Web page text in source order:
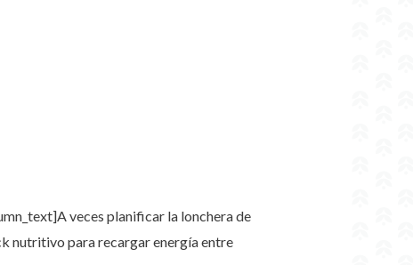
A veces planificar la lonchera de
nutritivo para recargar energía entre